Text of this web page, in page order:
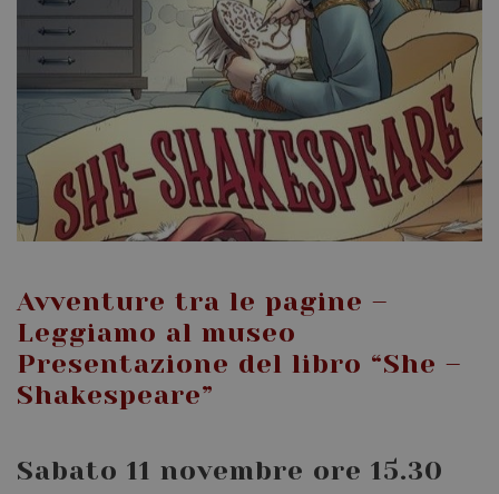
Avventure tra le pagine –
Leggiamo al museo
Presentazione del libro “She –
Shakespeare”
Sabato 11 novembre ore 15.30